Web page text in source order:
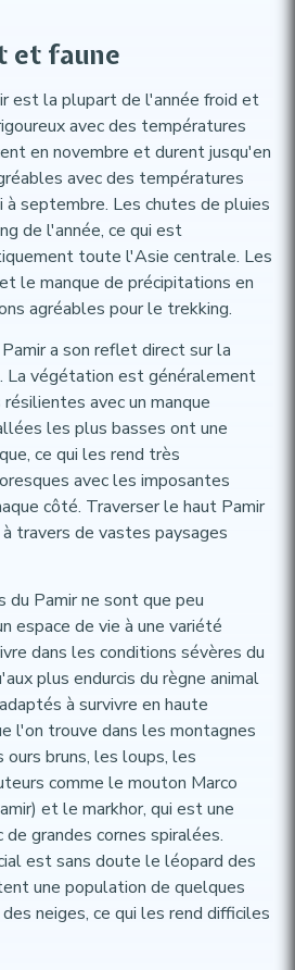
et faune​
est la plupart de l'année froid et
avec des températures
en novembre et durent jusqu'en
avec des températures
à septembre. Les chutes de pluies
de l'année, ce qui est
toute l'Asie centrale. Les
le manque de précipitations en
agréables pour le trekking.
a son reflet direct sur la
La végétation est généralement
avec un manque
les plus basses ont une
ce qui les rend très
avec les imposantes
côté. Traverser le haut Pamir
travers de vastes paysages
du Pamir ne sont que peu
espace de vie à une variété
dans les conditions sévères du
plus endurcis du règne animal
à survivre en haute
l'on trouve dans les montagnes
ours bruns, les loups, les
comme le mouton Marco
et le markhor, qui est une
grandes cornes spiralées.
est sans doute le léopard des
une population de quelques
neiges, ce qui les rend difficiles